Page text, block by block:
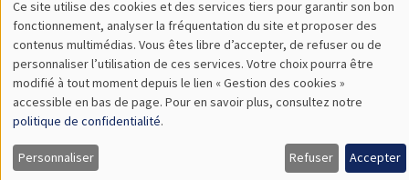
Utilisation
des
données
personnelles
et
Ce site utilise des cookies et des services tiers pour garantir son bon
fonctionnement, analyser la fréquentation du site et proposer des
contenus multimédias. Vous êtes libre d’accepter, de refuser ou de
personnaliser l’utilisation de ces services. Votre choix pourra être
modifié à tout moment depuis le lien « Gestion des cookies »
accessible en bas de page. Pour en savoir plus, consultez notre
politique de confidentialité.
Personnaliser Refuser Accepter